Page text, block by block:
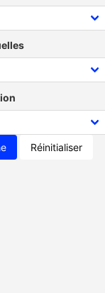
Réinitialiser